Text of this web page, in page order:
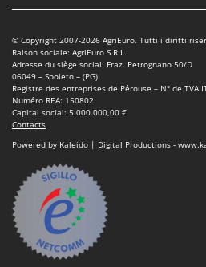
© Copyright 2007-2026 AgriEuro. Tutti i diritti
Raison sociale: AgriEuro S.R.L.
Adresse du siège social: Fraz. Petrognano 50/D
06049 – Spoleto – (PG)
Registre des entreprises de Pérouse – N° de TVA
Numéro REA: 150802
Capital social: 5.000.000,00 €
Contacts
Powered by Kaleido | Digital Productions -